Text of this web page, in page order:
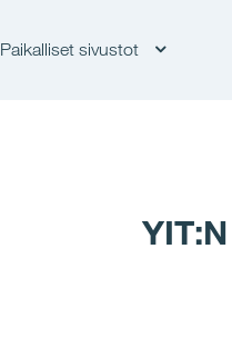
Paikalliset sivustot